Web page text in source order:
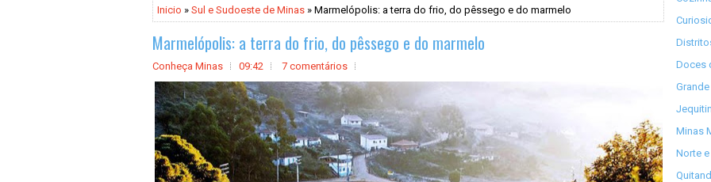
Inicio » Sul e Sudoeste de Minas » Marmelópolis: a terra do frio, do pêssego e do marmelo
Marmelópolis: a terra do frio, do pêssego e do marmelo
Conheça Minas 09:42 7 comentários
Doces
Minas
Norte